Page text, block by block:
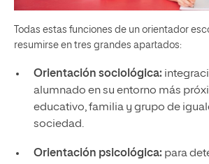
Todas estas funciones de un orientador
resumirse en tres grandes apartados:
Orientación sociológica:
alumnado en su entorno más
educativo, familia y grupo de
sociedad.
Orientación psicológica: para